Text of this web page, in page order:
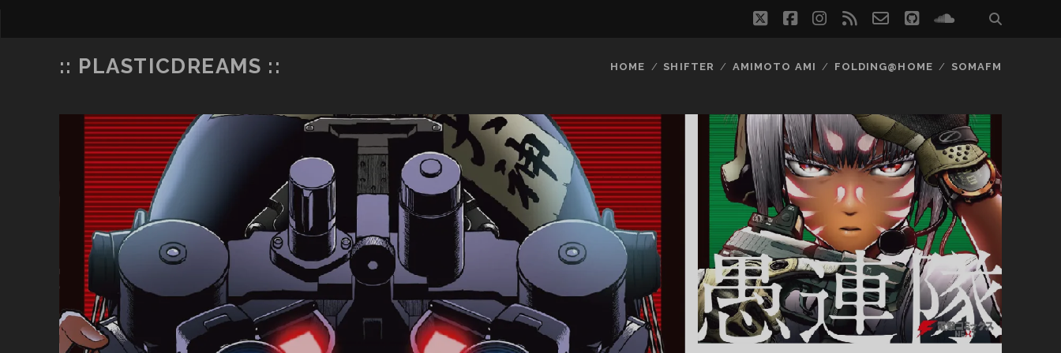
twitterfacebookinstagram
rss email-githubsoundcloud
:: PLASTICDREAMS :: HOME SHIFTER AMIMOTO AMI FOLDING@HOME SOMAFM